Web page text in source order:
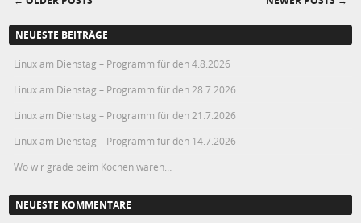
Post navigation
NEUESTE BEITRÄGE
Linux am Dienstag – Programm für den 4.8.2026
Linux am Dienstag – Programm für den 28.7.2026
Linux am Dienstag – Programm für den 21.7.2026
Linux am Dienstag – Programm für den 14.7.2026
Wo wir grade beim Kochen waren…
NEUESTE KOMMENTARE